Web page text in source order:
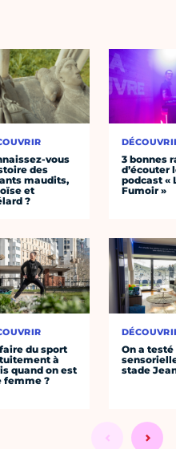
vous
des
maudits,
et
?
du sport
à
quand on est
femme ?
3 bonnes
d’écouter
podcast «
Fumoir »
On a
stade